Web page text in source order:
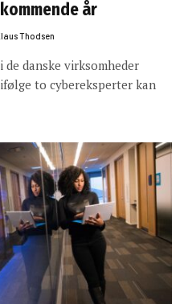
år
Thodsen
danske virksomheder
to cybereksperter kan